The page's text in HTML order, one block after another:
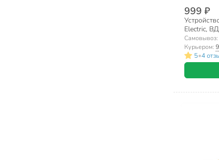
999 ₽
Electric,
sq0203-
Самовывоз:
Курьером:
5•4